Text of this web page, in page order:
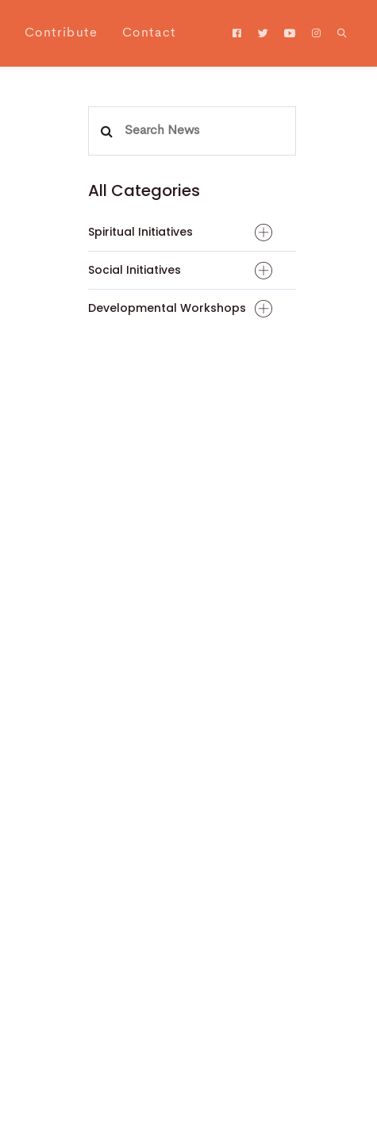
Contribute Contact
All Categories
Spiritual Initiatives
Social Initiatives
Developmental Workshops